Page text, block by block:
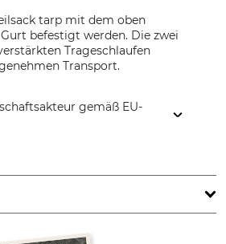
tarp mit dem oben
befestigt werden. Die zwei
Trageschlaufen
Transport.
gemäß EU-
Produkttyp